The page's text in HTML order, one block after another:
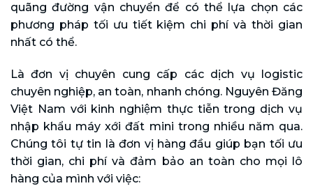
quãng đường vận chuyển để có thể lựa chọn các
phương pháp tối ưu tiết kiệm chi phí và thời gian
nhất có thể.
Là đơn vị chuyên cung cấp các dịch vụ logistic
chuyên nghiệp, an toàn, nhanh chóng. Nguyên Đăng
Việt Nam với kinh nghiệm thực tiễn trong dịch vụ
nhập khẩu máy xới đất mini trong nhiều năm qua.
Chúng tôi tự tin là đơn vị hàng đầu giúp bạn tối ưu
thời gian, chi phí và đảm bảo an toàn cho mọi lô
hàng của mình với việc: